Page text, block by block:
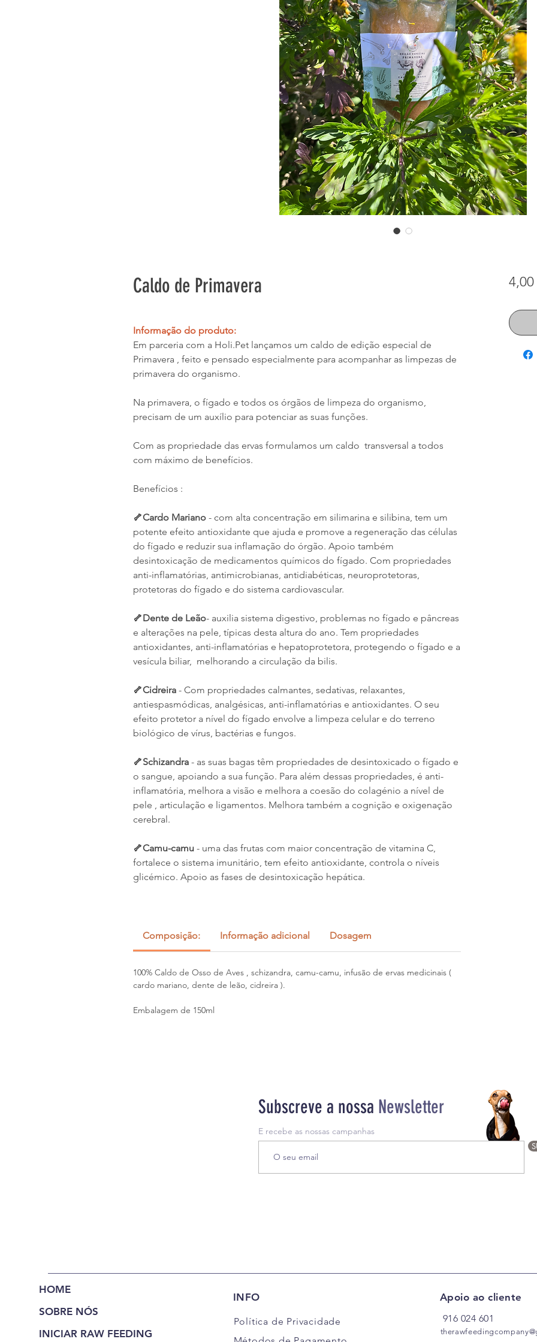
Caldo de Primavera
Informação do produto:
Em parceria com a Holi.Pet lançamos um caldo de edição especial de
Primavera , feito e pensado especialmente para acompanhar as limpezas de
primavera do organismo.
Na primavera, o fígado e todos os órgãos de limpeza do organismo,
precisam de um auxílio para potenciar as suas funções.
Com as propriedade das ervas formulamos um caldo transversal a todos
com máximo de benefícios.
Benefícios :
🦴Cardo Mariano - com alta concentração em silimarina e silibina, tem um
potente efeito antioxidante que ajuda e promove a regeneração das células
do fígado e reduzir sua inflamação do órgão. Apoio também
desintoxicação de medicamentos químicos do fígado. Com propriedades
anti-inflamatórias, antimicrobianas, antidiabéticas, neuroprotetoras,
protetoras do fígado e do sistema cardiovascular.
🦴Dente de Leão- auxilia sistema digestivo, problemas no fígado e pâncreas
e alterações na pele, típicas desta altura do ano. Tem propriedades
antioxidantes, anti-inflamatórias e hepatoprotetora, protegendo o fígado e a
vesícula biliar, melhorando a circulação da bilis.
🦴Cidreira - Com propriedades calmantes, sedativas, relaxantes,
antiespasmódicas, analgésicas, anti-inflamatórias e antioxidantes. O seu
efeito protetor a nível do fígado envolve a limpeza celular e do terreno
biológico de vírus, bactérias e fungos.
🦴Schizandra - as suas bagas têm propriedades de desintoxicado o fígado e
o sangue, apoiando a sua função. Para além dessas propriedades, é anti-
inflamatória, melhora a visão e melhora a coesão do colagénio a nível de
pele , articulação e ligamentos. Melhora também a cognição e oxigenação
cerebral.
🦴Camu-camu - uma das frutas com maior concentração de vitamina C,
fortalece o sistema imunitário, tem efeito antioxidante, controla o níveis
glicémico. Apoio as fases de desintoxicação hepática.
Composição: Informação adicional Dosagem
100% Caldo de Osso de Aves , schizandra, camu-camu, infusão de ervas medicinais (
cardo mariano, dente de leão, cidreira ).
Embalagem de 150ml
4,00
Subscreve a nossa Newsletter
E recebe as nossas campanhas
HOME
SOBRE NÓS
INICIAR RAW FEEDING
INFO
Política de Privacidade
Apoio ao cliente
916 024 601